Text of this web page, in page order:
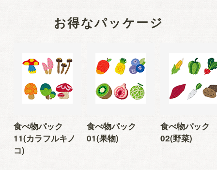
お得なパッケージ
食べ物パック
11(カラフルキノ
コ)
食べ物パック
01(果物)
食べ物パック
02(野菜)